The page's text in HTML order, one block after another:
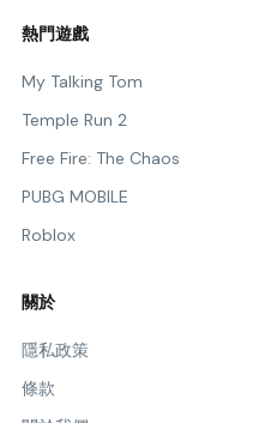
熱門遊戲
My Talking Tom
Temple Run 2
Free Fire: The Chaos
PUBG MOBILE
Roblox
關於
隱私政策
條款